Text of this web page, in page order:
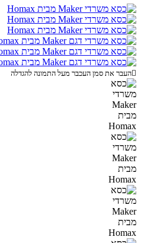
העבר את סמן העכבר מעל התמונה להגדלה